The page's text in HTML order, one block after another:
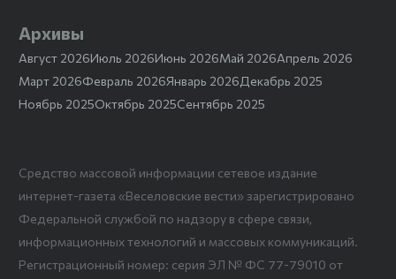
Архивы
Август 2026Июль 2026Июнь 2026Май 2026Апрель 2026
Март 2026Февраль 2026Январь 2026Декабрь 2025
Ноябрь 2025Октябрь 2025Сентябрь 2025
Средство массовой информации сетевое издание
интернет-газета «Веселовские вести» зарегистрировано
Федеральной службой по надзору в сфере связи,
информационных технологий и массовых коммуникаций.
Регистрационный номер: серия ЭЛ № ФС 77-79010 от